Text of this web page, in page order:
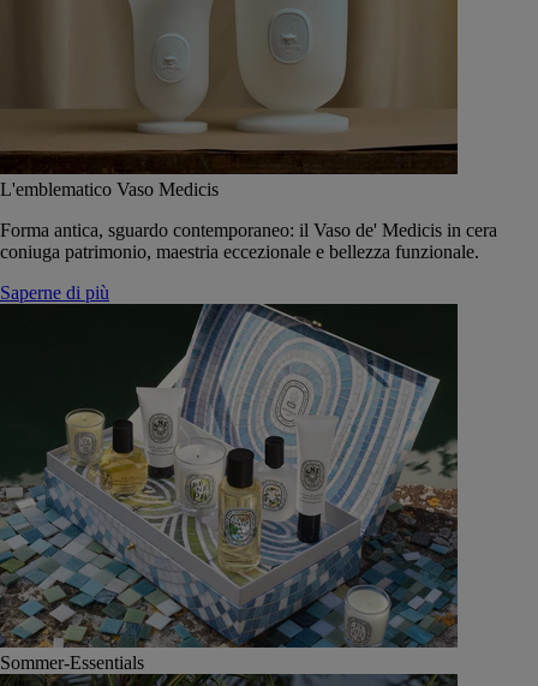
L'emblematico Vaso Medicis
Forma antica, sguardo contemporaneo: il Vaso de' Medicis in cera
coniuga patrimonio, maestria eccezionale e bellezza funzionale.
Saperne di più
Sommer-Essentials